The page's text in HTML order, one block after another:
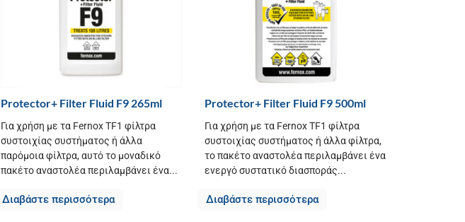
Protector+ Filter Fluid F9 265ml
Για χρήση με τα Fernox TF1 φίλτρα
συστοιχίας συστήματος ή άλλα
παρόμοια φίλτρα, αυτό το μοναδικό
πακέτο αναστολέα περιλαμβάνει ένα...
Διαβάστε περισσότερα
Protector+ Filter Fluid F9 500ml
Για χρήση με τα Fernox TF1 φίλτρα
συστοιχίας συστήματος ή άλλα φίλτρα,
το πακέτο αναστολέα περιλαμβάνει ένα
ενεργό συστατικό διασποράς...
Διαβάστε περισσότερα